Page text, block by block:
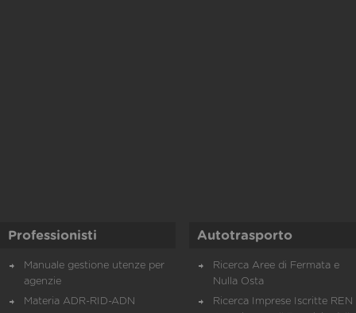
Professionisti
Manuale gestione utenze per
agenzie
Materia ADR-RID-ADN
Autotrasporto
Ricerca Aree di Fermata e
Nulla Osta
Ricerca Imprese Iscritte REN